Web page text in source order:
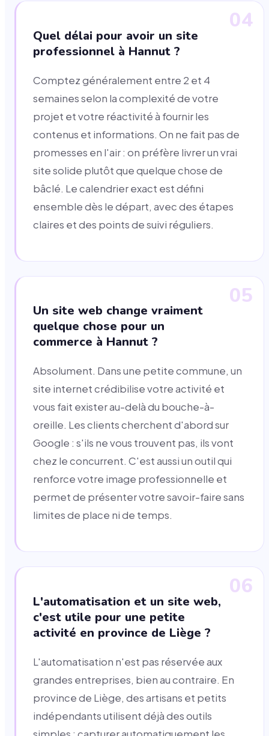
04
Quel délai pour avoir un site
professionnel à Hannut ?
Comptez généralement entre 2 et 4
semaines selon la complexité de votre
projet et votre réactivité à fournir les
contenus et informations. On ne fait pas de
promesses en l'air : on préfère livrer un vrai
site solide plutôt que quelque chose de
bâclé. Le calendrier exact est défini
ensemble dès le départ, avec des étapes
claires et des points de suivi réguliers.
05
Un site web change vraiment
quelque chose pour un
commerce à Hannut ?
Absolument. Dans une petite commune, un
site internet crédibilise votre activité et
vous fait exister au-delà du bouche-à-
oreille. Les clients cherchent d'abord sur
Google : s'ils ne vous trouvent pas, ils vont
chez le concurrent. C'est aussi un outil qui
renforce votre image professionnelle et
permet de présenter votre savoir-faire sans
limites de place ni de temps.
06
L'automatisation et un site web,
c'est utile pour une petite
activité en province de Liège ?
L'automatisation n'est pas réservée aux
grandes entreprises, bien au contraire. En
province de Liège, des artisans et petits
indépendants utilisent déjà des outils